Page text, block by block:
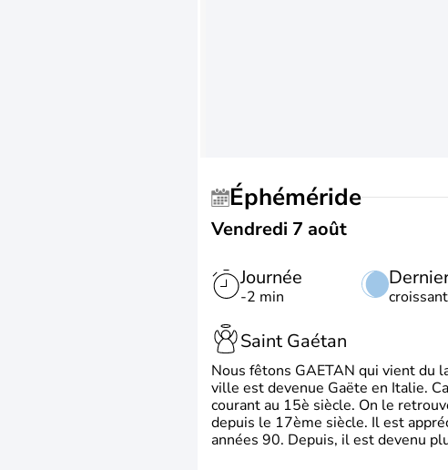
Éphéméride
Vendredi 7 août
Journée
-2 min
Saint Gaétan
Nous fêtons GAETAN qui vient du
ville est devenue Gaëte en Italie.
courant au 15è siècle. On le
depuis le 17ème siècle. Il est
années 90. Depuis, il est devenu